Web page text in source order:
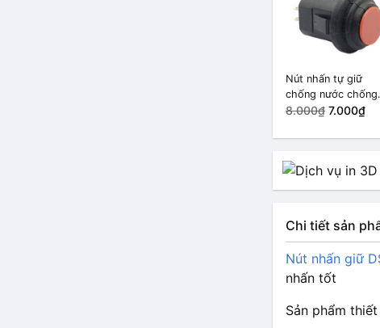
Nút nhấn tự giữ
chống nước chống
bụi 14mm PB-1405
8.000₫ 7.000₫
Chi tiết sản
Nút nhấn giữ
nhấn tốt
Sản phẩm